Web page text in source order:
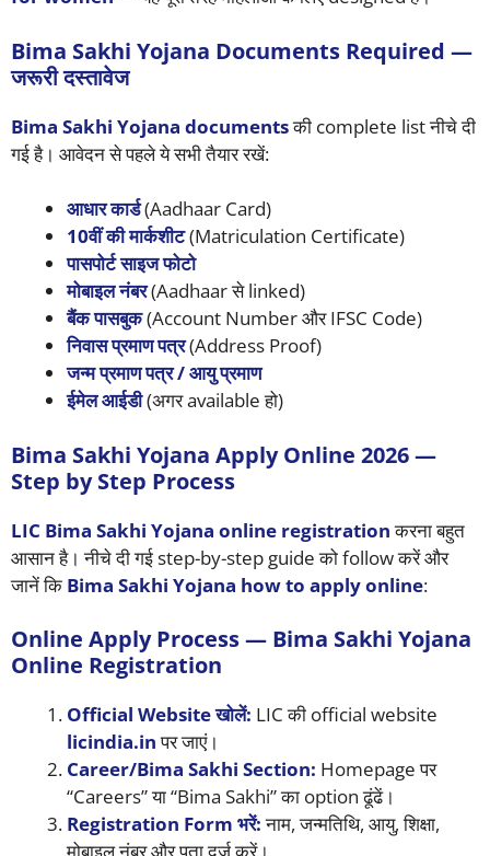
Bima Sakhi Yojana Documents Required —
जरूरी दस्तावेज
Bima Sakhi Yojana documentsकी complete list नीचे दी
गई है। आवेदन से पहले ये सभी तैयार रखें:
आधार कार्ड(Aadhaar Card)
10वीं की मार्कशीट(Matriculation Certificate)
पासपोर्ट साइज फोटो
मोबाइल नंबर(Aadhaar से linked)
बैंक पासबुक(Account Number और IFSC Code)
निवास प्रमाण पत्र(Address Proof)
जन्म प्रमाण पत्र / आयु प्रमाण
ईमेल आईडी(अगर available हो)
Bima Sakhi Yojana Apply Online 2026 —
Step by Step Process
LIC Bima Sakhi Yojana online registrationकरना बहुत
आसान है। नीचे दी गई step-by-step guide को follow करें और
जानें कि Bima Sakhi Yojana how to apply online:
Online Apply Process — Bima Sakhi Yojana
Online Registration
Official Website खोलें: LIC की official website
licindia.inपर जाएं।
Career/Bima Sakhi Section: Homepage पर
“Careers” या “Bima Sakhi” का option ढूंढें।
Registration Form भरें:नाम, जन्मतिथि, आयु, शिक्षा,